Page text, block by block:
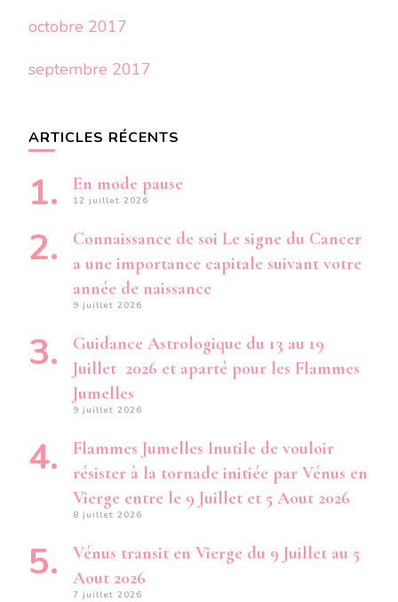
octobre 2017
septembre 2017
ARTICLES RÉCENTS
En mode pause
12 juillet 2026
Connaissance de soi Le signe du Cancer
a une importance capitale suivant votre
année de naissance
9 juillet 2026
Guidance Astrologique du 13 au 19
Juillet 2026 et aparté pour les Flammes
Jumelles
9 juillet 2026
Flammes Jumelles Inutile de vouloir
résister à la tornade initiée par Vénus en
Vierge entre le 9 Juillet et 5 Aout 2026
8 juillet 2026
Vénus transit en Vierge du 9 Juillet au 5
Aout 2026
7 juillet 2026